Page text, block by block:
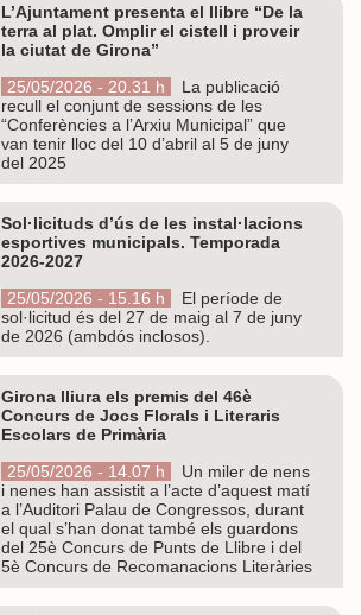
L’Ajuntament presenta el llibre “De la
terra al plat. Omplir el cistell i proveir
la ciutat de Girona”
25/05/2026 - 20.31 h
La publicació
recull el conjunt de sessions de les
“Conferències a l’Arxiu Municipal” que
van tenir lloc del 10 d’abril al 5 de juny
del 2025
Sol·licituds d’ús de les instal·lacions
esportives municipals. Temporada
2026-2027
25/05/2026 - 15.16 h
El període de
sol·licitud és del 27 de maig al 7 de juny
de 2026 (ambdós inclosos).
Girona lliura els premis del 46è
Concurs de Jocs Florals i Literaris
Escolars de Primària
25/05/2026 - 14.07 h
Un miler de nens
i nenes han assistit a l’acte d’aquest matí
a l’Auditori Palau de Congressos, durant
el qual s’han donat també els guardons
del 25è Concurs de Punts de Llibre i del
5è Concurs de Recomanacions Literàries